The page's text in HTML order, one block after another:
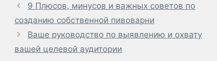
9 Плюсов, минусов и важных советов по
созданию собственной пивоварни
Ваше руководство по выявлению и охвату
вашей целевой аудитории